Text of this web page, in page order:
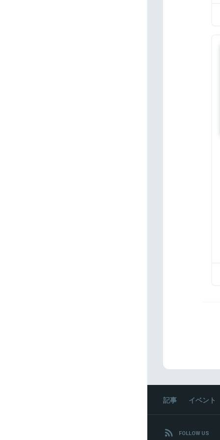
記事 イベント
FOLLOW US